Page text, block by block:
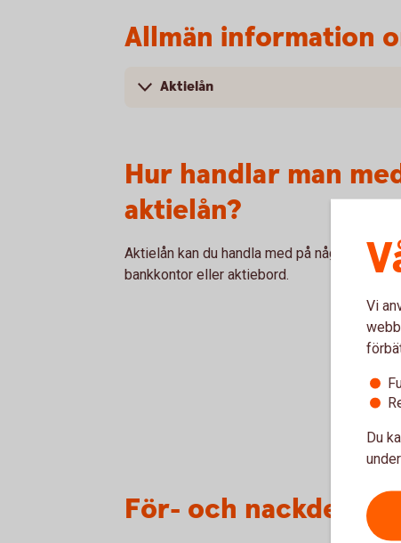
Allmän information
Aktielån
Hur handlar man
aktielån?
Aktielån kan du handla med på något av våra
bankkontor eller aktiebord.
För- och nackdelar
Vi
Du